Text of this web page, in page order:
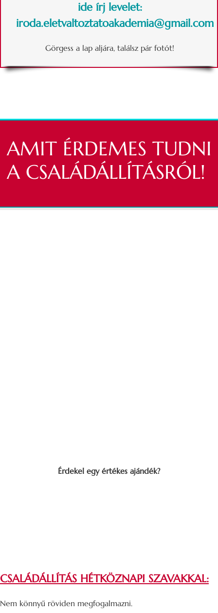
ide írj levelet:
iroda.eletvaltoztatoakademia@gmail.com
Görgess a lap aljára, találsz pár fotót!
AMIT ÉRDEMES TUDNI
A CSALÁDÁLLÍTÁSRÓL!
Érdekel egy értékes ajándék?
CSALÁDÁLLÍTÁS HÉTKÖZNAPI SZAVAKKAL:
Nem könnyű röviden megfogalmazni.